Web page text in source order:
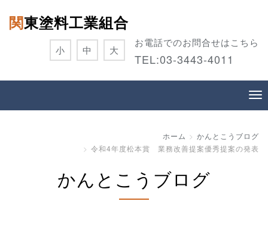
関東塗料工業組合
お電話でのお問合せはこちら
TEL:03-3443-4011
小 中 大
ホーム
かんとこうブログ
令和4年度松本賞 業務改善提案優秀提案の発表
かんとこうブログ